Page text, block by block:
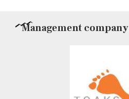
Management company